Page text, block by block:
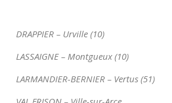
DRAPPIER – Urville (10)
LASSAIGNE – Montgueux (10)
LARMANDIER-BERNIER – Vertus (51)